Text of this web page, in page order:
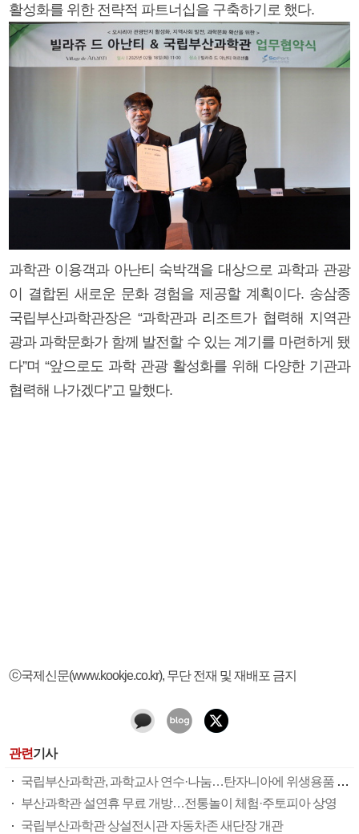
활성화를 위한 전략적 파트너십을 구축하기로 했다.
과학관 이용객과 아난티 숙박객을 대상으로 과학과 관광
이 결합된 새로운 문화 경험을 제공할 계획이다. 송삼종
국립부산과학관장은 “과학관과 리조트가 협력해 지역관
광과 과학문화가 함께 발전할 수 있는 계기를 마련하게 됐
다”며 “앞으로도 과학 관광 활성화를 위해 다양한 기관과
협력해 나가겠다”고 말했다.
ⓒ국제신문(www.kookje.co.kr), 무단 전재 및 재배포 금지
관련기사
국립부산과학관, 과학교사 연수·나눔…탄자니아에 위생용품 1600점 전달
부산과학관 설연휴 무료 개방…전통놀이 체험·주토피아 상영
국립부산과학관 상설전시관 자동차존 새단장 개관